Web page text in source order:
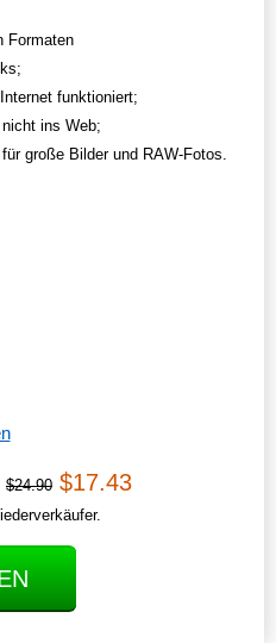
Formaten
funktioniert;
ins Web;
große Bilder und RAW-Fotos.
$24.90 $17.43